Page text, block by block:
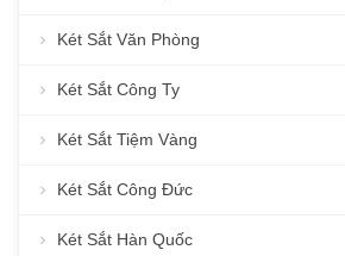
Két Sắt Văn Phòng
Két Sắt Công Ty
Két Sắt Tiệm Vàng
Két Sắt Công Đức
Két Sắt Hàn Quốc